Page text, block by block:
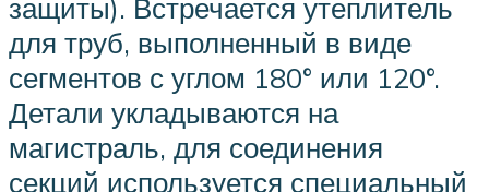
защиты). Встречается утеплитель
для труб, выполненный в виде
сегментов с углом 180° или 120°.
Детали укладываются на
магистраль, для соединения
секций используется специальный